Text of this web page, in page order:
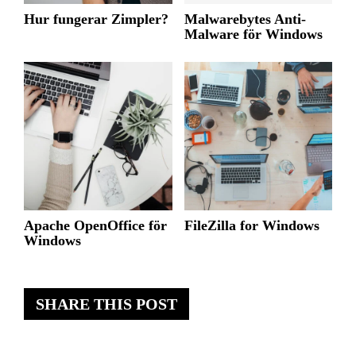
SHARE THIS POST
Hur fungerar Zimpler?
Malwarebytes Anti-
Malware för Windows
Apache OpenOffice för
Windows
FileZilla for Windows